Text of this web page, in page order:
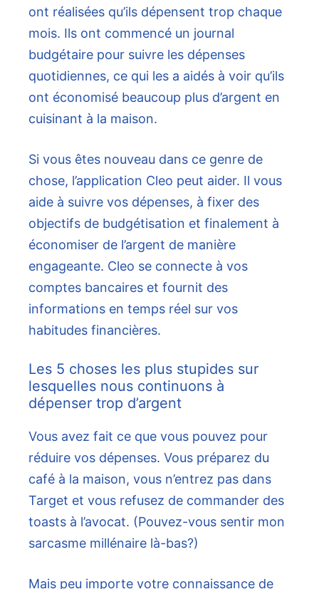
ont réalisées qu’ils dépensent trop chaque
mois. Ils ont commencé un journal
budgétaire pour suivre les dépenses
quotidiennes, ce qui les a aidés à voir qu’ils
ont économisé beaucoup plus d’argent en
cuisinant à la maison.
Si vous êtes nouveau dans ce genre de
chose, l’application Cleo peut aider. Il vous
aide à suivre vos dépenses, à fixer des
objectifs de budgétisation et finalement à
économiser de l’argent de manière
engageante. Cleo se connecte à vos
comptes bancaires et fournit des
informations en temps réel sur vos
habitudes financières.
Les 5 choses les plus stupides sur
lesquelles nous continuons à
dépenser trop d’argent
Vous avez fait ce que vous pouvez pour
réduire vos dépenses. Vous préparez du
café à la maison, vous n’entrez pas dans
Target et vous refusez de commander des
toasts à l’avocat. (Pouvez-vous sentir mon
sarcasme millénaire là-bas?)
Mais peu importe votre connaissance de